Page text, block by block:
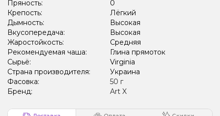
Пряность:
0
Крепость:
Лёгкий
Дымность:
Высокая
Вкусопередача:
Высокая
Жаростойкость:
Средняя
Рекомендуемая чаша:
Глина прямоток
Сырьё:
Virginia
Страна производителя:
Украина
Фасовка:
50 г
Бренд:
Art X